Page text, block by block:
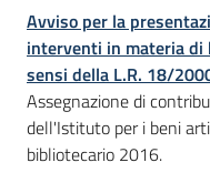
Descrizione
Avviso per la
interventi in materia di
sensi della L.R. 18/
Assegnazione di
dell'Istituto per i beni
bibliotecario 2016.